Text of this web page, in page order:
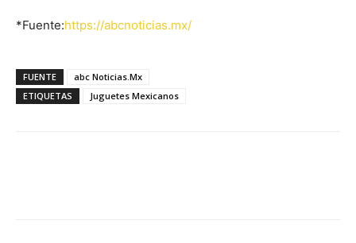
*Fuente:https://abcnoticias.mx/
FUENTE
abc Noticias.Mx
ETIQUETAS
Juguetes Mexicanos